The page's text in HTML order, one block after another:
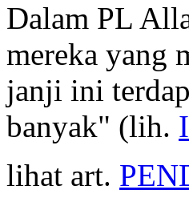
Dalam PL
mereka yang
janji ini
banyak" (lih.
lihat art.